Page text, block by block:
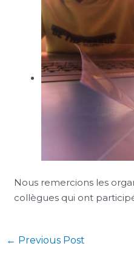
Nous remercions les
collègues qui ont
← Previous Post